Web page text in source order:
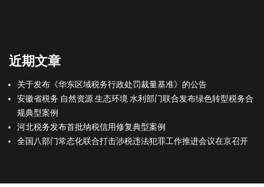
近期文章
关于发布《华东区域税务行政处罚裁量基准》的公告
安徽省税务 自然资源 生态环境 水利部门联合发布绿色转型税务合
规典型案例
河北税务发布首批纳税信用修复典型案例
全国八部门常态化联合打击涉税违法犯罪工作推进会议在京召开